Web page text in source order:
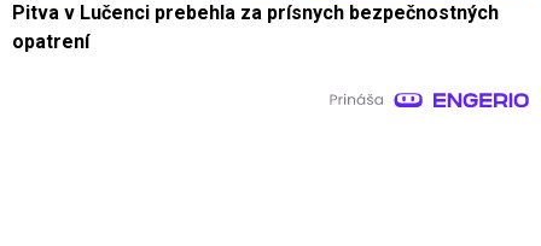
Pitva v Lučenci prebehla za prísnych bezpečnostných
opatrení